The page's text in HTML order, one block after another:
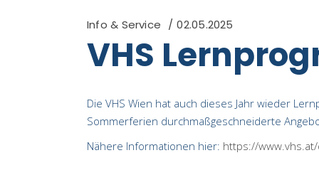
Info & Service 02.05.2025
VHS
Die VHS Wien hat auch dieses Jahr wieder
Sommerferien durchmaßgeschneiderte
Nähere Informationen hier: https://